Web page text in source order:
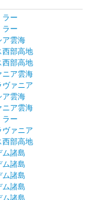
ラー
ラー
ア雲海
西部高地
西部高地
ニア雲海
ヴァニア
ア雲海
ニア雲海
ラー
ヴァニア
西部高地
ム諸島
ム諸島
ム諸島
ム諸島
ム諸島